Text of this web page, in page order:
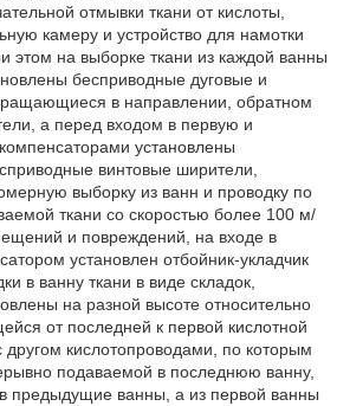
отмывки ткани от кислоты,
камеру и устройство для намотки
этом на выборке ткани из каждой ванны
бесприводные дуговые и
в направлении, обратном
а перед входом в первую и
установлены
винтовые ширители,
выборку из ванн и проводку по
ткани со скоростью более 100 м/
и повреждений, на входе в
установлен отбойник-укладчик
в ванну ткани в виде складок,
на разной высоте относительно
от последней к первой кислотной
другом кислотопроводами, по которым
подаваемой в последнюю ванну,
предыдущие ванны, а из первой ванны